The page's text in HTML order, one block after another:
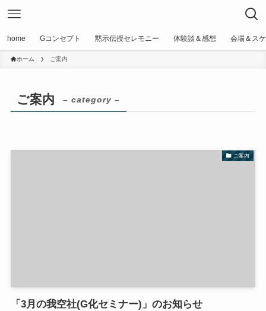
home Gコンセプト 黙示伝授セレモニー 体験談＆感想 会場＆ス
ホーム ご案内
ご案内 – category –
ご案内
「3月の我空社(G化セミナー)」のお知らせ